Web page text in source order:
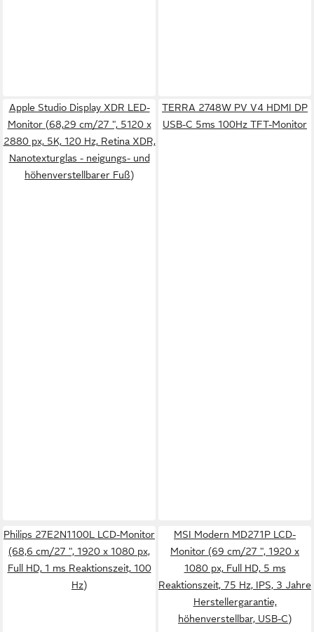
Apple Studio Display XDR LED-
Monitor (68,29 cm/27 ", 5120 x
2880 px, 5K, 120 Hz, Retina XDR,
Nanotexturglas - neigungs- und
höhenverstellbarer Fuß)
TERRA 2748W PV V4 HDMI DP
USB-C 5ms 100Hz TFT-Monitor
Philips 27E2N1100L LCD-Monitor
(68,6 cm/27 ", 1920 x 1080 px,
Full HD, 1 ms Reaktionszeit, 100
Hz)
MSI Modern MD271P LCD-
Monitor (69 cm/27 ", 1920 x
1080 px, Full HD, 5 ms
Reaktionszeit, 75 Hz, IPS, 3 Jahre
Herstellergarantie,
höhenverstellbar, USB-C)